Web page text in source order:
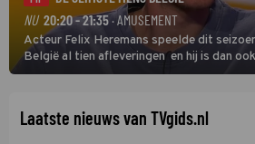
NU 20:20 - 21:35· AMUSEMENT
Acteur Felix Heremans speelde dit
België al tien afleveringen en hij is dan
deze seizoensfinale. En er is
Laatste nieuws van TVgids.nl